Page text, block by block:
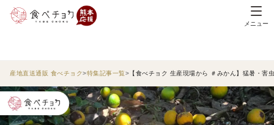
メニュー
産地直送通販 食べチョク 特集記事一覧 【食べチョク 生産現場から ＃みかん】猛暑・害